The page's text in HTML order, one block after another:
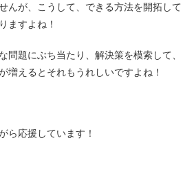
んが、こうして、できる方法を開拓して
ますよね！
問題にぶち当たり、解決策を模索して、
増えるとそれもうれしいですよね！
ら応援しています！